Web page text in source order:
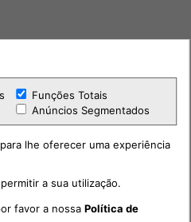
PUB
Funções Totais
Anúncios Segmentados
lhe oferecer uma experiência
a sua utilização.
favor a nossaPolítica de